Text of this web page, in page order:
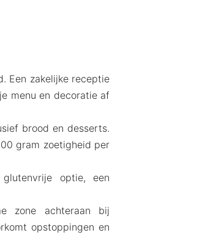
Een zakelijke receptie
menu en decoratie af
brood en desserts.
gram zoetigheid per
optie, een
zone achteraan bij
opstoppingen en